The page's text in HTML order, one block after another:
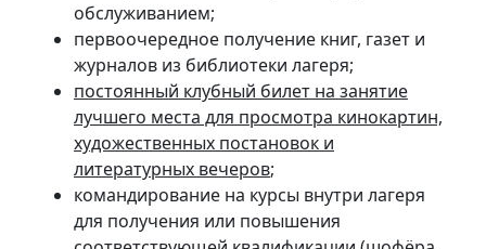
обслуживанием;
первоочередное получение книг, газет и
журналов из библиотеки лагеря;
постоянный клубный билет на занятие
лучшего места для просмотра кинокартин,
художественных постановок и
литературных вечеров;
командирование на курсы внутри лагеря
для получения или повышения